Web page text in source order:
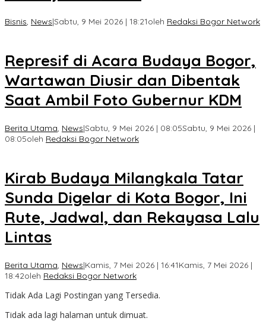
Bisnis, News|Sabtu, 9 Mei 2026 | 18:21oleh Redaksi Bogor Network
Represif di Acara Budaya Bogor,
Wartawan Diusir dan Dibentak
Saat Ambil Foto Gubernur KDM
Berita Utama, News|Sabtu, 9 Mei 2026 | 08:05Sabtu, 9 Mei 2026 |
08:05oleh Redaksi Bogor Network
Kirab Budaya Milangkala Tatar
Sunda Digelar di Kota Bogor, Ini
Rute, Jadwal, dan Rekayasa Lalu
Lintas
Berita Utama, News|Kamis, 7 Mei 2026 | 16:41Kamis, 7 Mei 2026 |
18:42oleh Redaksi Bogor Network
Tidak Ada Lagi Postingan yang Tersedia.
Tidak ada lagi halaman untuk dimuat.